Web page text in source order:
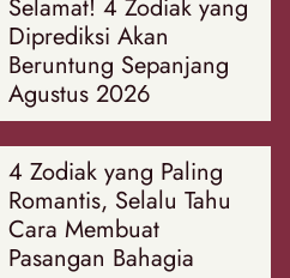
Selamat! 4 Zodiak yang
Diprediksi Akan
Beruntung Sepanjang
Agustus 2026
4 Zodiak yang Paling
Romantis, Selalu Tahu
Cara Membuat
Pasangan Bahagia